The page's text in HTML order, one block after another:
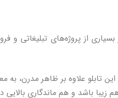
از پروژه‌های تبلیغاتی و
تابلو علاوه بر ظاهر مدرن، به
باشد و هم ماندگاری بالایی